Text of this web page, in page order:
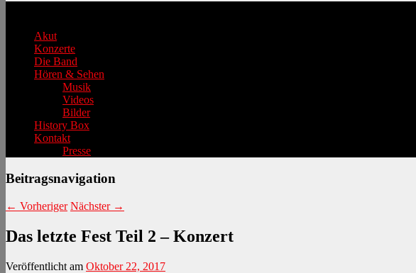
Akut
Konzerte
Die Band
Hören & Sehen
Musik
Videos
Bilder
History Box
Kontakt
Presse
Beitragsnavigation
← Vorheriger Nächster →
Das letzte Fest Teil 2 – Konzert
Veröffentlicht am Oktober 22, 2017